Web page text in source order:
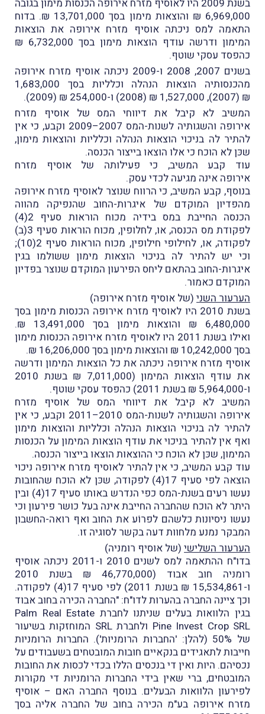
בשנת 2009 היו לאוסיף מזרח אירופה הכנסות מימון בגובה
6,969,000 ₪ והוצאות מימון בסך 13,701,000 ₪. בדוח
התאמה למס ניכתה אוסיף מזרח אירופה את הוצאות
המימון ודרשה עודף הוצאות מימון בסך 6,732,000 ₪
כהפסד עסקי שוטף.
בשנים 2007, 2008 ו-2009 ניכתה אוסיף מזרח אירופה
מהכנסותיה הוצאות הנהלה וכלליות בסך 1,683,000
₪ (2007), 1,527,000 ₪ (2008) ו-254,000 ₪ (2009).
המשיב לא קיבל את דיווחי המס שלאוסיף מזרח
אירופה
והשגותיה לשנות-המס 2007–2009 וקבע, כי אין
להתיר לה בניכוי הוצאות הנהלה וכלליות והוצאות מימון,
שכּן לא הוכח כי אלו הוצאו בייצור הכנסה.
עוד קבע המשיב, כי פעילותה שלאוסיף מזרח
אירופה אינה מגיעה לכדי עסק.
בנוסף, קבע המשיב, כי הרווח שנוצר לאוסיף מזרח אירופה
מהפדיון המוקדם של איגרות-החוב שהנפיקה מהווה
הכנסה החייבת במס בידיה מכוח הוראות סעיף 2(4)
לפקודת מס הכנסה, או, לחלופין, מכוח הוראות סעיף 3(ב)
לפקודה, או, לחילופי חילופין, מכוח הוראות סעיף 2(10);
וכי יש להתיר לה בניכוי הוצאות מימון ששולמו בגין
איגרות-החוב בהתאם ליחס הפירעון המוקדם שנוצר בפדיון
המוקדם כאמור.
הערעור השני (של אוסיף מזרח אירופה)
בשנת 2010 היו לאוסיף מזרח אירופה הכנסות מימון בסך
6,480,000 ₪ והוצאות מימון בסך 13,491,000 ₪.
ואילו בשנת 2011 היו לאוסיף מזרח אירופה הכנסות מימון
בסך 10,242,000 ₪ והוצאות מימון בסך 16,206,000 ₪.
אוסיף מזרח אירופה ניכתה את כל הוצאות המימון ודרשה
את עודף הוצאות המימון (7,011,000 ₪ בשנת 2010
ו-5,964,000 ₪ בשנת 2011) כהפסד עסקי שוטף.
המשיב לא קיבל את דיווחי המס שלאוסיף מזרח
אירופה והשגותיה לשנות-המס 2010–2011 וקבע, כי
אין
להתיר לה בניכוי הוצאות הנהלה וכלליות והוצאות מימון
ואף אין להתיר בניכוי את עודף הוצאות המימון על הכנסות
המימון, שכּן לא הוכח כי ההוצאות הוצאו בייצור הכנסה.
עוד קבע המשיב, כי אין להתיר לאוסיף מזרח אירופה ניכוי
הוצאה
לפי סעיף 17(4) לפקודה, שכּן לא הוכח שהחובות
נעשו רעים בשנת-המס כפי הנדרש באותו סעיף 17(4) ובין
היתר לא הוכח שהחברה החייבת אינה בעל כושר פירעון וכי
נעשו ניסיונות כלשהם לפרוֹע את החוב ואף רואה-החשבון
המבקר נמנע מלחוות דעה בקשר לסוגיה זו.
הערעור השלישי (של אוסיף רומניה)
בדו"ח ההתאמה למס לשנים 2010 ו-2011 ניכתה אוסיף
רומניה חוב אבוד (46,770,000 ₪ בשנת 2010
ו-15,534,861 ₪ בשנת 2011) לפי סעיף 17(4) לפקודה.
וכך ציינה החברה בהערות לדו"ח: "החברה הכירה בחוב אבוד
בגין הלוואות בעלים שניתנו לחברת Palm Real Estate
SRLולחברת Pine Invest Crop SRL
המוחזקות בשיעור
של 50% (להלן: 'החברות הרומניות'). החברות הרומניות
חייבות לתאגידים בנקאיים חובות המובטחים בשעבודים על
נכסיהם. היות ואין די בנכסים הללו בכדי לכסות את החובות
המובטחים, ברי שאין בידי החברות הרומניות די מקורות
לפירעון הלוואות הבעלים. בנוסף החברה האם – אוסיף
מזרח אירופה בע"מ הכירה בחוב של החברה אליה בסך